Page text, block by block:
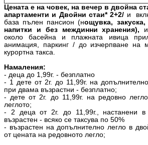
Цената е на човек, на вечер в двойна
апартаменти и Двойни стаи* 2+2/ и
база пълен пансион (нощувка,
напитки и без междинни хранения),
около басейна и плажната ивица
анимация, паркинг / до изчерпване на
курортна такса.
Намаления:
- деца до 1,99г. - безплатно
- 1 дете от 2г. до 11,99г. на
при двама възрастни - безплатно;
- дете от 2г. до 11,99г. на редовно
леглото;
- 2 деца от 2г. до 11,99г., настанени
възрастен - всяко се таксува по 50%
- възрастен на допълнително легло в
от цената на редовното легло;